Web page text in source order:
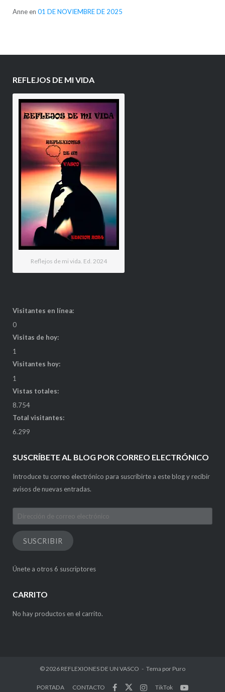
Anneen 01 DE NOVIEMBRE DE 2025
REFLEJOS DE MI VIDA
Reflejos de mi vida. Ed. 2024
Visitantes en línea:
0
Visitas de hoy:
1
Visitantes hoy:
1
Vistas totales:
8.754
Total visitantes:
6.299
SUSCRÍBETE AL BLOG POR CORREO ELECTRÓNICO
Introduce tu correo electrónico para suscribirte a este blog y recibir
avisos de nuevas entradas.
Dirección
de
correo
electrónico
SUSCRIBIR
Únete a otros 6 suscriptores
CARRITO
No hay productos en el carrito.
© 2026 REFLEXIONES DE UN VASCO Tema por Puro
PORTADA CONTACTO TikTok